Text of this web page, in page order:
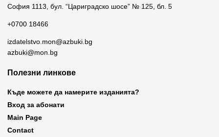
София 1113, бул. “Цариградско шосе” № 125, бл. 5
+0700 18466
izdatelstvo.mon@azbuki.bg
azbuki@mon.bg
Полезни линкове
Къде можете да намерите изданията?
Вход за абонати
Main Page
Contact